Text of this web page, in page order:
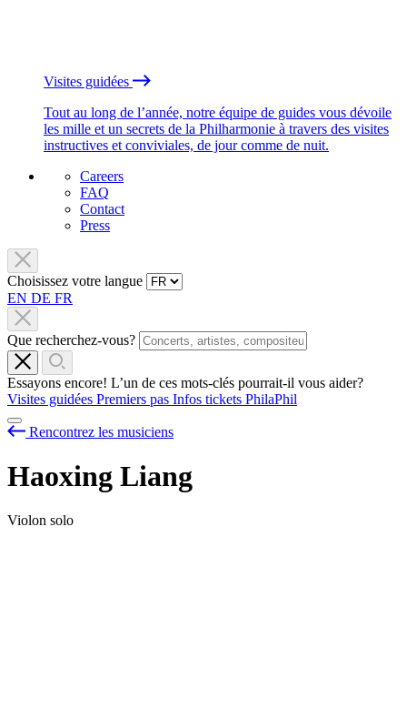
Visites guidées
Tout au long de l’année, notre équipe de guides vous dévoile
les mille et un secrets de la Philharmonie à travers des visites
instructives et conviviales, de jour comme de nuit.
Careers
FAQ
Contact
Press
Choisissez votre langue
EN DE FR
Que recherchez-vous?
Essayons encore! L’un de ces mots-clés pourrait-il vous aider?
Visites guidées Premiers pas Infos tickets PhilaPhil
Rencontrez les musiciens
Haoxing Liang
Violon solo